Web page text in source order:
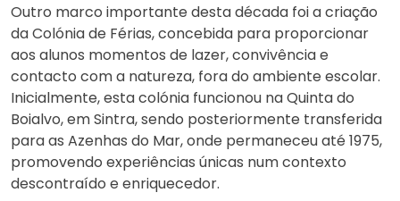
Outro marco importante desta década foi a criação
da Colónia de Férias, concebida para proporcionar
aos alunos momentos de lazer, convivência e
contacto com a natureza, fora do ambiente escolar.
Inicialmente, esta colónia funcionou na Quinta do
Boialvo, em Sintra, sendo posteriormente transferida
para as Azenhas do Mar, onde permaneceu até 1975,
promovendo experiências únicas num contexto
descontraído e enriquecedor.